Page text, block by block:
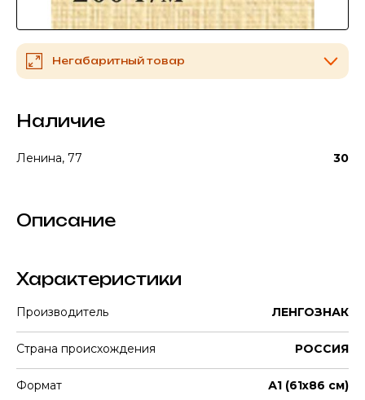
Негабаритный товар
Наличие
Ленина, 77 30
Описание
Характеристики
Производитель ЛЕНГОЗНАК
Страна происхождения РОССИЯ
Формат А1 (61х86 см)